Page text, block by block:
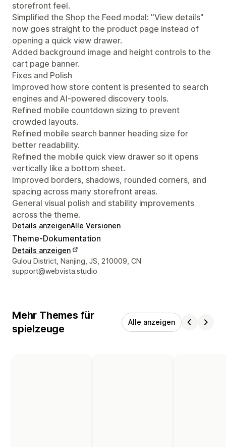
storefront feel.
Simplified the Shop the Feed modal: "View details"
now goes straight to the product page instead of
opening a quick view drawer.
Added background image and height controls to the
cart page banner.
Fixes and Polish
Improved how store content is presented to search
engines and AI-powered discovery tools.
Refined mobile countdown sizing to prevent
crowded layouts.
Refined mobile search banner heading size for
better readability.
Refined the mobile quick view drawer so it opens
vertically like a bottom sheet.
Improved borders, shadows, rounded corners, and
spacing across many storefront areas.
General visual polish and stability improvements
across the theme.
Details anzeigenAlle Versionen
Theme-Dokumentation
Details anzeigen
Designer-Kontaktdaten
Gulou District, Nanjing, JS, 210009, CN
support@webvista.studio
Mehr Themes für
spielzeuge
Alle anzeigen